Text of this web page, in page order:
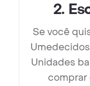
2.
Se você
Unidades
comprar